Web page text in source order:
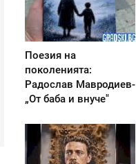
Поезия на
поколенията:
Радослав Мавродиев-
„От баба и внуче"